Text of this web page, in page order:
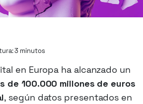
3 minutos
en Europa ha alcanzado un
de 100.000 millones de euros
, según datos presentados en